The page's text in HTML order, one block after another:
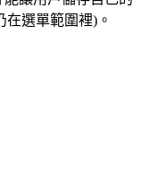
選單範圍裡)。